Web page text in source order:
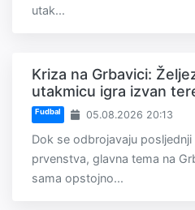
utak...
Kriza na Grbavici:
utakmicu igra izvan
Fudbal 05.08.2026 20:13
Dok se odbrojavaju
prvenstva, glavna tema na
sama opstojno...